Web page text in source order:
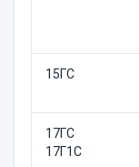
15ГС
17ГС
17Г1С